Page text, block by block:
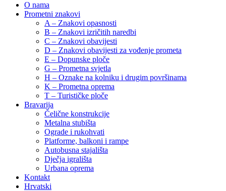
O nama
Prometni znakovi
A – Znakovi opasnosti
B – Znakovi izričitih naredbi
C – Znakovi obavijesti
D – Znakovi obavijesti za vođenje prometa
E – Dopunske ploče
G – Prometna svjetla
H – Oznake na kolniku i drugim površinama
K – Prometna oprema
T – Turističke ploče
Bravarija
Čelične konstrukcije
Metalna stubišta
Ograde i rukohvati
Platforme, balkoni i rampe
Autobusna stajališta
Dječja igrališta
Urbana oprema
Kontakt
Hrvatski